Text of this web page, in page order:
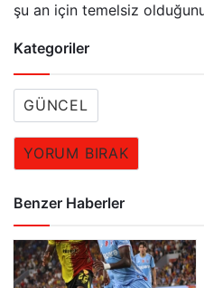
şu an için temelsiz
Kategoriler
GÜNCEL
YORUM BIRAK
Benzer Haberler